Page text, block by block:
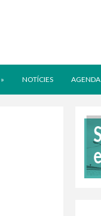
» NOTÍCIES AGENDA